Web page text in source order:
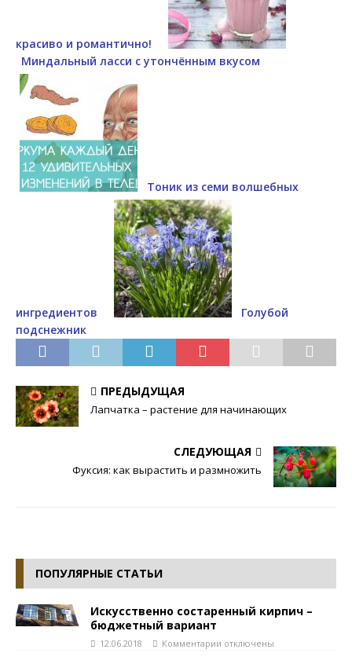
красиво и романтично!
Миндальный ласси с утончённым вкусом
Тоник из семи волшебных
ингредиентов
Голубой
подснежник
ПРЕДЫДУЩАЯ
Лапчатка – растение для начинающих
СЛЕДУЮЩАЯ
Фуксия: как вырастить и размножить
ПОПУЛЯРНЫЕ СТАТЬИ
Искусственно состаренный кирпич –
бюджетный вариант
12.06.2018 Комментарии отключены